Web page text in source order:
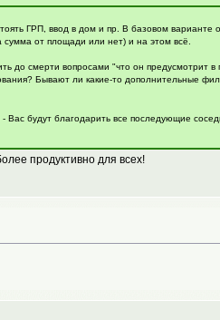
ГРП, ввод в дом и пр. В базовом варианте
от площади или нет) и на этом всё.
до смерти вопросами "что он предусмотрит в
Бывают ли какие-то дополнительные
будут благодарить все последующие
продуктивно для всех!